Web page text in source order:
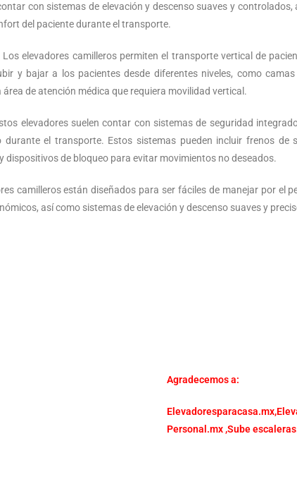
con sistemas de elevación y descenso suaves y
del paciente durante el transporte.
elevadores camilleros permiten el transporte vertical de
y bajar a los pacientes desde diferentes niveles, como
de atención médica que requiera movilidad vertical.
elevadores suelen contar con sistemas de seguridad
el transporte. Estos sistemas pueden incluir frenos de
dispositivos de bloqueo para evitar movimientos no deseados.
camilleros están diseñados para ser fáciles de manejar por el
así como sistemas de elevación y descenso suaves y
Agradecemos a:
Elevadoresparacasa.mx,
Personal.mx ,Sube